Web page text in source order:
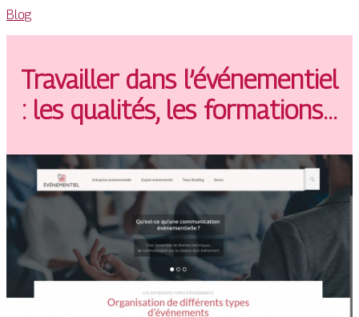
Blog
Travailler dans l’événementiel
: les qualités, les formations…